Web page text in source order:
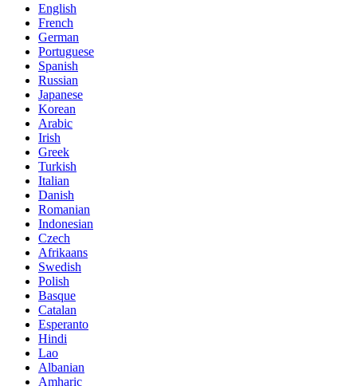
English
French
German
Portuguese
Spanish
Russian
Japanese
Korean
Arabic
Irish
Greek
Turkish
Italian
Danish
Romanian
Indonesian
Czech
Afrikaans
Swedish
Polish
Basque
Catalan
Esperanto
Hindi
Lao
Albanian
Amharic